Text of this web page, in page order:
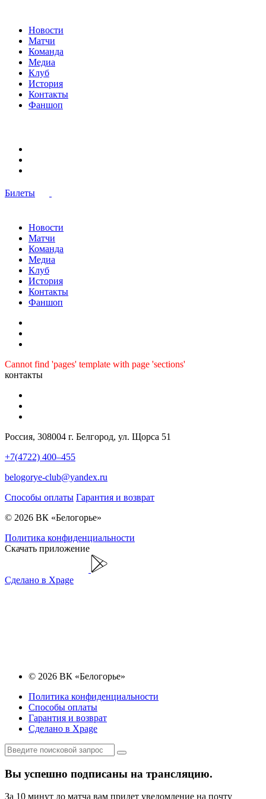
Новости
Матчи
Команда
Медиа
Клуб
История
Контакты
Фаншоп
Билеты
Новости
Матчи
Команда
Медиа
Клуб
История
Контакты
Фаншоп
Cannot find 'pages' template with page 'sections'
контакты
Россия, 308004 г. Белгород, ул. Щорса 51
+7(4722) 400–455
belogorye-club@yandex.ru
Способы оплаты Гарантия и возврат
© 2026 ВК «Белогорье»
Политика конфиденциальности
Скачать приложение
Сделано в Xpage
© 2026 ВК «Белогорье»
Политика конфиденциальности
Способы оплаты
Гарантия и возврат
Сделано в Xpage
Вы успешно подписаны на трансляцию.
За 10 минут до матча вам придет уведомление на почту